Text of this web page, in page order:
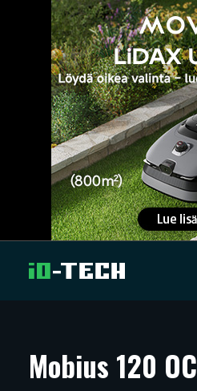
ARTIKKELIT
Mobius 120 OC